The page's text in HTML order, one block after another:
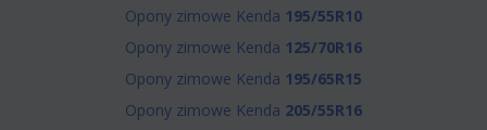
Opony zimowe Kenda 195/55R10
Opony zimowe Kenda 125/70R16
Opony zimowe Kenda 195/65R15
Opony zimowe Kenda 205/55R16